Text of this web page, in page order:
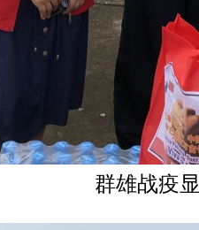
群雄战疫